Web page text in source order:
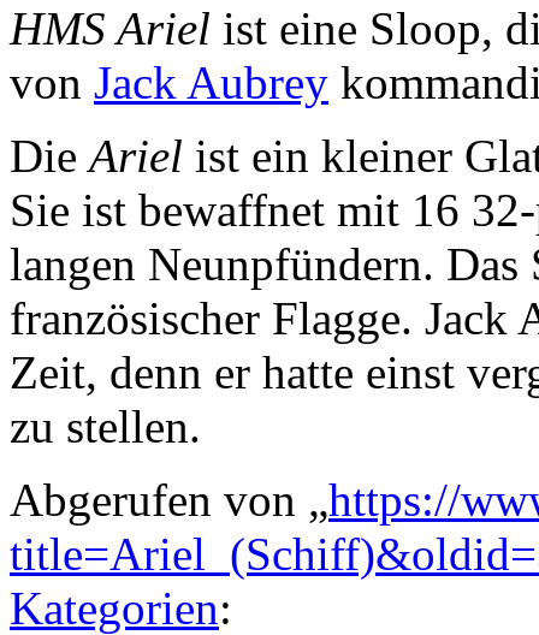
HMS Ariel ist eine Sloop,
von Jack Aubrey
DieAriel ist ein kleiner
Sie ist bewaffnet mit 16
langen Neunpfündern.
französischer Flagge. Jack
Zeit, denn er hatte einst
zu stellen.
Abgerufen von „https://
Kategorien: